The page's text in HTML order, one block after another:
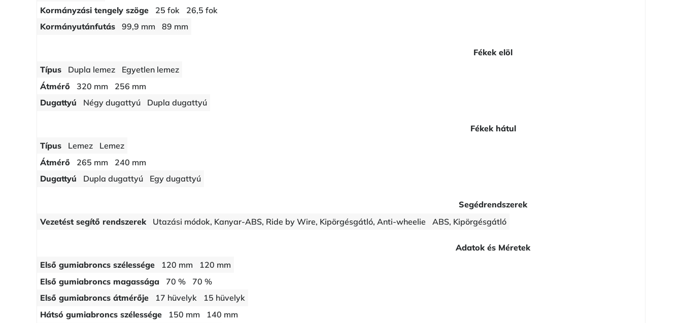
Kormányzási tengely szöge
25 fok
26,5 fok
Kormányutánfutás
99,9 mm 89 mm
Fékek elöl
Típus
Dupla lemez
Egyetlen lemez
Átmérő
320 mm
256 mm
Dugattyú
Négy dugattyú Dupla dugattyú
Fékek hátul
Típus
Lemez
Lemez
Átmérő
265 mm
240 mm
Dugattyú
Dupla dugattyú Egy dugattyú
Segédrendszerek
Vezetést segítő rendszerek
Utazási módok, Kanyar-ABS, Ride by Wire, Kipörgésgátló, Anti-wheelie ABS, Kipörgésgátló
Adatok és Méretek
Első gumiabroncs szélessége
120 mm
120 mm
Első gumiabroncs magassága
70 %
70 %
Első gumiabroncs átmérője
17 hüvelyk
15 hüvelyk
Hátsó gumiabroncs szélessége
150 mm
140 mm